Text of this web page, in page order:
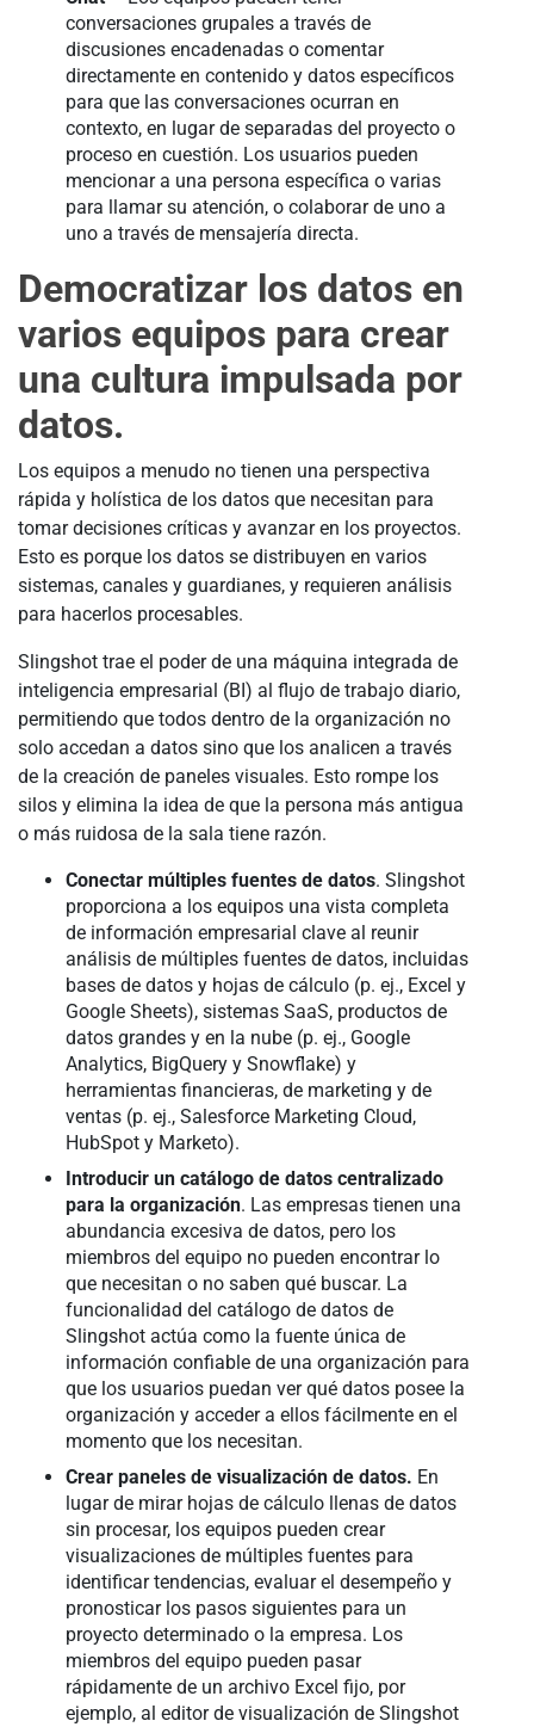
conversaciones grupales a través de
discusiones encadenadas o comentar
directamente en contenido y datos específicos
para que las conversaciones ocurran en
contexto, en lugar de separadas del proyecto o
proceso en cuestión. Los usuarios pueden
mencionar a una persona específica o varias
para llamar su atención, o colaborar de uno a
uno a través de mensajería directa.
Democratizar los datos en
varios equipos para crear
una cultura impulsada por
datos.
Los equipos a menudo no tienen una perspectiva
rápida y holística de los datos que necesitan para
tomar decisiones críticas y avanzar en los proyectos.
Esto es porque los datos se distribuyen en varios
sistemas, canales y guardianes, y requieren análisis
para hacerlos procesables.
Slingshot trae el poder de una máquina integrada de
inteligencia empresarial (BI) al flujo de trabajo diario,
permitiendo que todos dentro de la organización no
solo accedan a datos sino que los analicen a través
de la creación de paneles visuales. Esto rompe los
silos y elimina la idea de que la persona más antigua
o más ruidosa de la sala tiene razón.
Conectar múltiples fuentes de datos. Slingshot
proporciona a los equipos una vista completa
de información empresarial clave al reunir
análisis de múltiples fuentes de datos, incluidas
bases de datos y hojas de cálculo (p. ej., Excel y
Google Sheets), sistemas SaaS, productos de
datos grandes y en la nube (p. ej., Google
Analytics, BigQuery y Snowflake) y
herramientas financieras, de marketing y de
ventas (p. ej., Salesforce Marketing Cloud,
HubSpot y Marketo).
Introducir un catálogo de datos centralizado
para la organización. Las empresas tienen una
abundancia excesiva de datos, pero los
miembros del equipo no pueden encontrar lo
que necesitan o no saben qué buscar. La
funcionalidad del catálogo de datos de
Slingshot actúa como la fuente única de
información confiable de una organización para
que los usuarios puedan ver qué datos posee la
organización y acceder a ellos fácilmente en el
momento que los necesitan.
Crear paneles de visualización de datos. En
lugar de mirar hojas de cálculo llenas de datos
sin procesar, los equipos pueden crear
visualizaciones de múltiples fuentes para
identificar tendencias, evaluar el desempeño y
pronosticar los pasos siguientes para un
proyecto determinado o la empresa. Los
miembros del equipo pueden pasar
rápidamente de un archivo Excel fijo, por
ejemplo, al editor de visualización de Slingshot